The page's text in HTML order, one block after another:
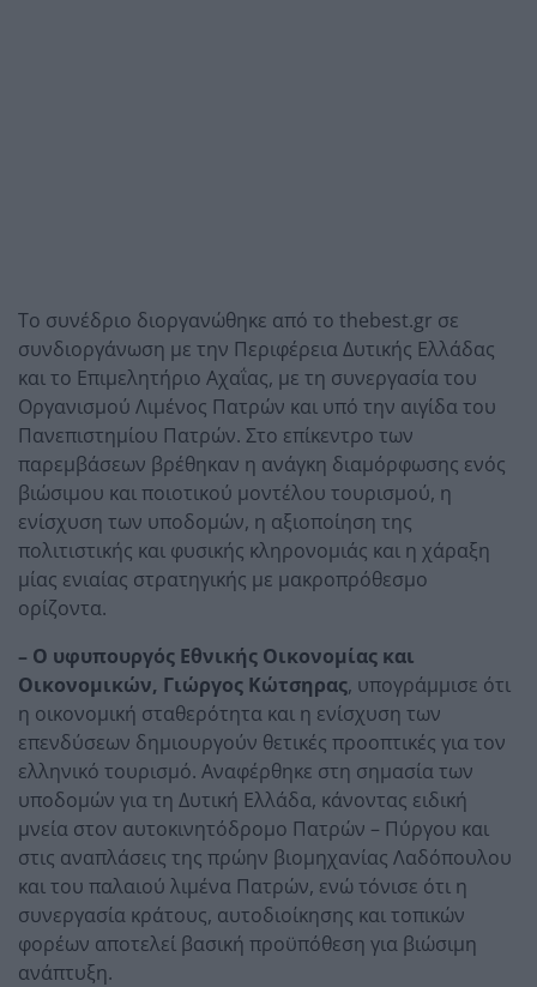
Το συνέδριο διοργανώθηκε από το thebest.gr σε
συνδιοργάνωση με την Περιφέρεια Δυτικής Ελλάδας
και το Επιμελητήριο Αχαΐας, με τη συνεργασία του
Οργανισμού Λιμένος Πατρών και υπό την αιγίδα του
Πανεπιστημίου Πατρών. Στο επίκεντρο των
παρεμβάσεων βρέθηκαν η ανάγκη διαμόρφωσης ενός
βιώσιμου και ποιοτικού μοντέλου τουρισμού, η
ενίσχυση των υποδομών, η αξιοποίηση της
πολιτιστικής και φυσικής κληρονομιάς και η χάραξη
μίας ενιαίας στρατηγικής με μακροπρόθεσμο
ορίζοντα.
– Ο υφυπουργός Εθνικής Οικονομίας και
Οικονομικών, Γιώργος Κώτσηρας, υπογράμμισε ότι
η οικονομική σταθερότητα και η ενίσχυση των
επενδύσεων δημιουργούν θετικές προοπτικές για τον
ελληνικό τουρισμό. Αναφέρθηκε στη σημασία των
υποδομών για τη Δυτική Ελλάδα, κάνοντας ειδική
μνεία στον αυτοκινητόδρομο Πατρών – Πύργου και
στις αναπλάσεις της πρώην βιομηχανίας Λαδόπουλου
και του παλαιού λιμένα Πατρών, ενώ τόνισε ότι η
συνεργασία κράτους, αυτοδιοίκησης και τοπικών
φορέων αποτελεί βασική προϋπόθεση για βιώσιμη
ανάπτυξη.